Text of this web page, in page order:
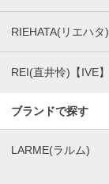
RIEHATA(リエハタ)
REI(直井怜)【IVE】
ブランドで探す
LARME(ラルム)